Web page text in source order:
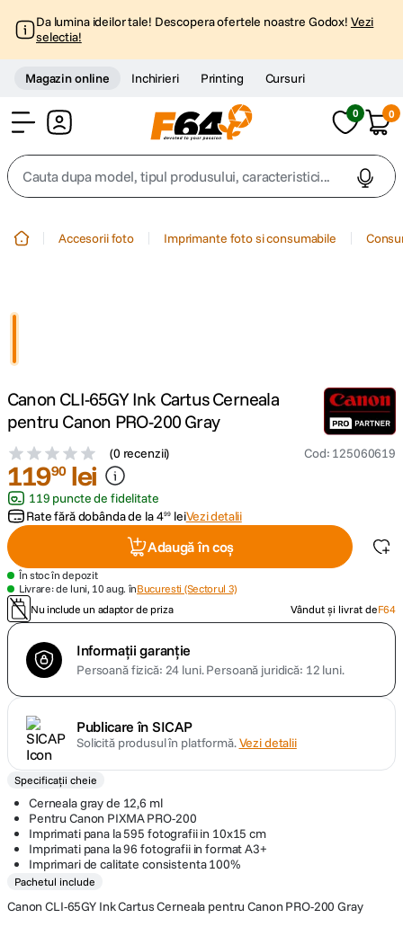
Da lumina ideilor tale! Descopera ofertele noastre Godox! Vezi
selectia!
Magazin online Inchirieri Printing Cursuri
0 0
Cauta dupa model, tipul produsului, caracteristici...
4. peak design
6. canon sx740 hs
7. card memorie
8. sony fx
9. dji mic mini
10. dji osmo pocket 4
Accesorii foto Imprimante foto si consumabile
Canon CLI-65GY Ink Cartus Cerneala
pentru Canon PRO-200 Gray
(0 recenzii) Cod: 125060619
11990 lei
119 puncte de fidelitate
Rate fără dobânda de la499 leiVezi detalii
Adaugă în coș
În stoc în depozit
Livrare: de luni, 10 aug. înBucuresti (Sectorul 3)
Nu include un adaptor de priza
Vândut și livrat deF64
Informații garanție
Persoană fizică: 24 luni.Persoană juridică: 12 luni.
Publicare în SICAP
Solicită produsul în platformă.Vezi detalii
Specificații cheie
Cerneala gray de 12,6 ml
Pentru Canon PIXMA PRO-200
Imprimati pana la 595 fotografii in 10x15 cm
Imprimati pana la 96 fotografii in format A3+
Imprimari de calitate consistenta 100%
Pachetul include
Canon CLI-65GY Ink Cartus Cerneala pentru Canon PRO-200 Gray